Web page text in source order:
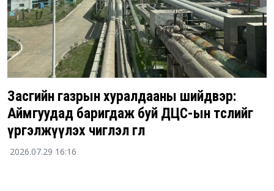
Засгийн газрын хуралдааны шийдвэр:
Аймгуудад баригдаж буй ДЦС-ын төслийг
үргэлжүүлэх чиглэл өглөө
2026.07.29 16:16